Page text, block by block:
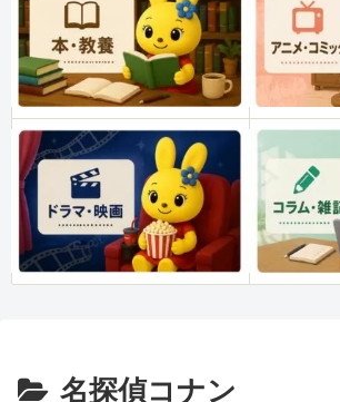
名探偵コナン